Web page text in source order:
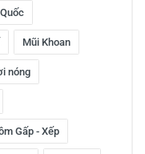
Mũi Khoan
nóng
Gấp - Xếp